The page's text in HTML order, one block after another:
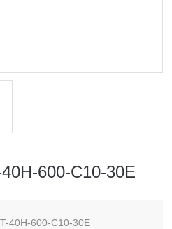
600-C10-30E
40H-600-C10-30E